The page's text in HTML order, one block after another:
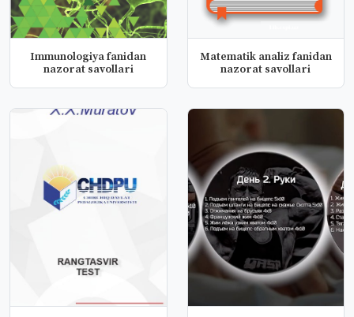
Immunologiya fanidan
nazorat savollari
Matematik analiz fanidan
nazorat savollari